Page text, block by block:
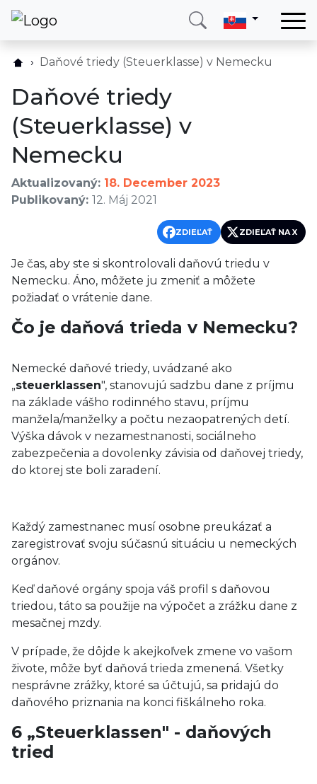
Krajina
O nás
Blog
Kontakt
Zavolajte mi Prihlásiť sa
Daňové triedy (Steuerklasse) v Nemecku
Daňové triedy
(Steuerklasse) v
Nemecku
Aktualizovaný: 18. December 2023
Publikovaný: 12. Máj 2021
ZDIEĽAŤ ZDIEĽAŤ NA X
Je čas, aby ste si skontrolovali daňovú triedu v
Nemecku. Áno, môžete ju zmeniť a môžete
požiadať o vrátenie dane.
Čo je daňová trieda v Nemecku?
Nemecké daňové triedy, uvádzané ako
„steuerklassen", stanovujú sadzbu dane z príjmu
na základe vášho rodinného stavu, príjmu
manžela/manželky a počtu nezaopatrených detí.
Výška dávok v nezamestnanosti, sociálneho
zabezpečenia a dovolenky závisia od daňovej triedy,
do ktorej ste boli zaradení.
Každý zamestnanec musí osobne preukázať a
zaregistrovať svoju súčasnú situáciu u nemeckých
orgánov.
Keď daňové orgány spoja váš profil s daňovou
triedou, táto sa použije na výpočet a zrážku dane z
mesačnej mzdy.
V prípade, že dôjde k akejkoľvek zmene vo vašom
živote, môže byť daňová trieda zmenená. Všetky
nesprávne zrážky, ktoré sa účtujú, sa pridajú do
daňového priznania na konci fiškálneho roka.
6 „Steuerklassen" - daňových
tried